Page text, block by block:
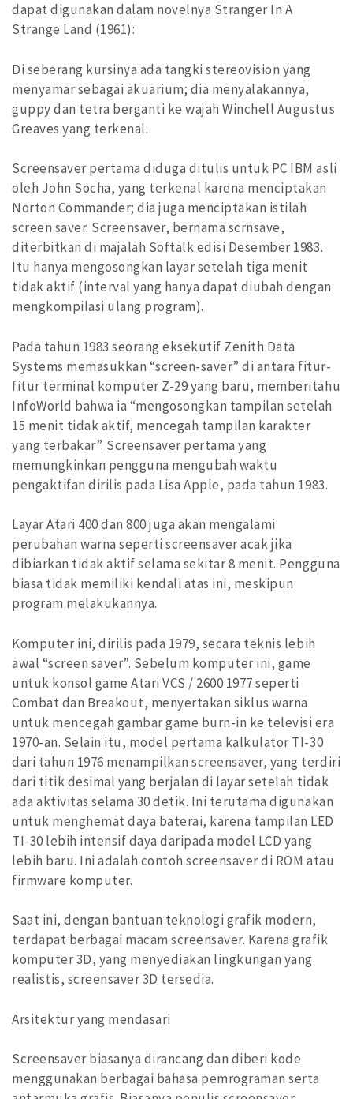
dapat digunakan dalam novelnya Stranger In A
Strange Land (1961):
Di seberang kursinya ada tangki stereovision yang
menyamar sebagai akuarium; dia menyalakannya,
guppy dan tetra berganti ke wajah Winchell Augustus
Greaves yang terkenal.
Screensaver pertama diduga ditulis untuk PC IBM asli
oleh John Socha, yang terkenal karena menciptakan
Norton Commander; dia juga menciptakan istilah
screen saver. Screensaver, bernama scrnsave,
diterbitkan di majalah Softalk edisi Desember 1983.
Itu hanya mengosongkan layar setelah tiga menit
tidak aktif (interval yang hanya dapat diubah dengan
mengkompilasi ulang program).
Pada tahun 1983 seorang eksekutif Zenith Data
Systems memasukkan “screen-saver” di antara fitur-
fitur terminal komputer Z-29 yang baru, memberitahu
InfoWorld bahwa ia “mengosongkan tampilan setelah
15 menit tidak aktif, mencegah tampilan karakter
yang terbakar”. Screensaver pertama yang
memungkinkan pengguna mengubah waktu
pengaktifan dirilis pada Lisa Apple, pada tahun 1983.
Layar Atari 400 dan 800 juga akan mengalami
perubahan warna seperti screensaver acak jika
dibiarkan tidak aktif selama sekitar 8 menit. Pengguna
biasa tidak memiliki kendali atas ini, meskipun
program melakukannya.
Komputer ini, dirilis pada 1979, secara teknis lebih
awal “screen saver”. Sebelum komputer ini, game
untuk konsol game Atari VCS / 2600 1977 seperti
Combat dan Breakout, menyertakan siklus warna
untuk mencegah gambar game burn-in ke televisi era
1970-an. Selain itu, model pertama kalkulator TI-30
dari tahun 1976 menampilkan screensaver, yang terdiri
dari titik desimal yang berjalan di layar setelah tidak
ada aktivitas selama 30 detik. Ini terutama digunakan
untuk menghemat daya baterai, karena tampilan LED
TI-30 lebih intensif daya daripada model LCD yang
lebih baru. Ini adalah contoh screensaver di ROM atau
firmware komputer.
Saat ini, dengan bantuan teknologi grafik modern,
terdapat berbagai macam screensaver. Karena grafik
komputer 3D, yang menyediakan lingkungan yang
realistis, screensaver 3D tersedia.
Arsitektur yang mendasari
Screensaver biasanya dirancang dan diberi kode
menggunakan berbagai bahasa pemrograman serta